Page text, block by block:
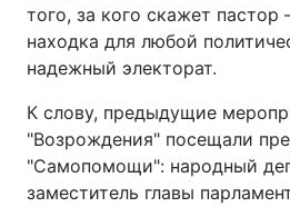
того, за кого скажет пастор
находка для любой
надежный электорат.
К слову, предыдущие
"Возрождения" посещали
"Самопомощи": народный
заместитель главы